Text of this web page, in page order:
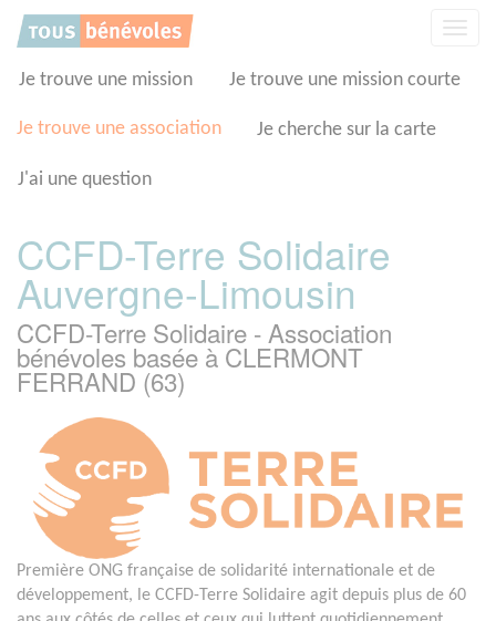
Je trouve une mission Je trouve une mission courte
Je trouve une association Je cherche sur la carte
J'ai une question
CCFD-Terre Solidaire
Auvergne-Limousin
CCFD-Terre Solidaire - Association
bénévoles basée à CLERMONT
FERRAND (63)
Première ONG française de solidarité internationale et de
développement, le CCFD-Terre Solidaire agit depuis plus de 60
Panneau de gestion des cookies